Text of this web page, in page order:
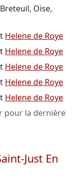
Oise,
Helene de Roye
Helene de Roye
Helene de Roye
Helene de Roye
Helene de Roye
pour la dernière
Just En